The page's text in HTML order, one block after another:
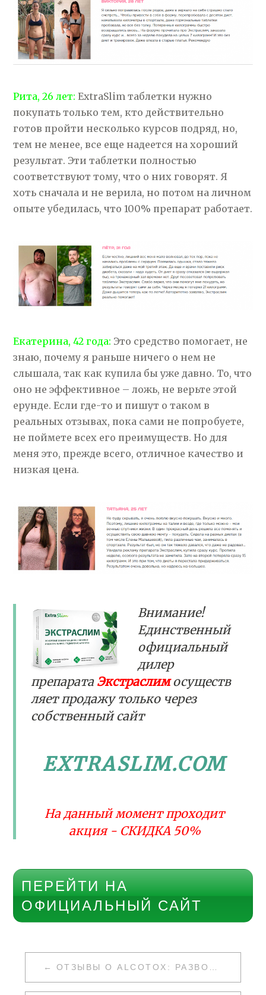
Рита, 26 лет: ExtraSlim таблетки нужно
покупать только тем, кто действительно
готов пройти несколько курсов подряд, но,
тем не менее, все еще надеется на хороший
результат. Эти таблетки полностью
соответствуют тому, что о них говорят. Я
хоть сначала и не верила, но потом на личном
опыте убедилась, что 100% препарат работает.
Екатерина, 42 года: Это средство помогает, не
знаю, почему я раньше ничего о нем не
слышала, так как купила бы уже давно. То, что
оно не эффективное – ложь, не верьте этой
ерунде. Если где-то и пишут о таком в
реальных отзывах, пока сами не попробуете,
не поймете всех его преимуществ. Но для
меня это, прежде всего, отличное качество и
низкая цена.
Внимание!
Единственный
официальный
дилер
препарата Экстраслим осуществ
ляет продажу только через
собственный сайт
EXTRASLIM.COM
На данный момент проходит
акция - СКИДКА 50%
ПЕРЕЙТИ НА
ОФИЦИАЛЬНЫЙ САЙТ
НАВИГАЦИЯ
ПО
ОТЗЫВЫ О ALCOTOX: РАЗВОД ИЛИ НЕТ